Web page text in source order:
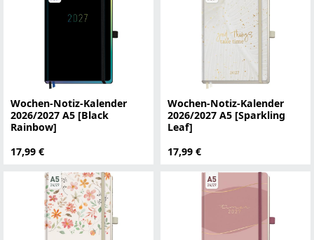
Wochen-Notiz-Kalender
2026/2027 A5 [Black
Rainbow]
17,99 €
Wochen-Notiz-Kalender
2026/2027 A5 [Sparkling
Leaf]
17,99 €